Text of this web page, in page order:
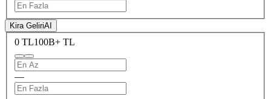
Kira GeliriAI
0 TL100B+ TL
—